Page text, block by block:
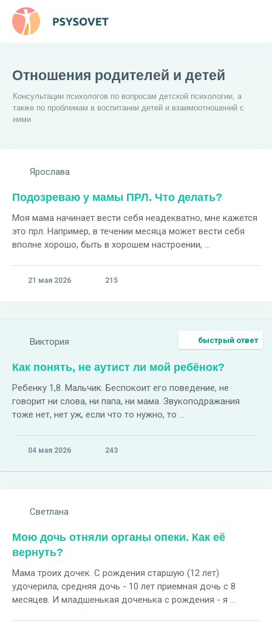
Отношения родителей и детей
Консультации психологов по вопросам детской психологии, а
также по проблемам в воспитании детей и взаимоотношений с
ними
Ярослава
Подозреваю у мамы ПРЛ. Что делать?
Моя мама начинает вести себя неадекватно, мне кажется
это прл. Например, в течении месяца может вести себя
вполне хорошо, быть в хорошем настроении, ...
21 мая 2026 215
быстрый ответ
Виктория
Как понять, не аутист ли мой ребёнок?
Ребенку 1,8. Мальчик. Беспокоит его поведение, не
говорит ни слова, ни папа, ни мама. Звукоподражания
тоже нет, нет уж, если что то нужно, то ...
04 мая 2026 243
Светлана
Мою дочь отняли органы опеки. Как её
вернуть?
Мама троих дочек. С рождения старшую (12 лет)
удочерила, средняя дочь - 10 лет приемная дочь с 8
месяцев. И младшенькая доченька с рождения - я ...